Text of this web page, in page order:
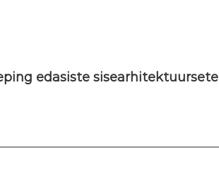
edasiste sisearhitektuursete